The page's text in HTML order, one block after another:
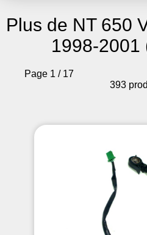
Plus de NT 650
1998-2001
Page 1 / 17
393